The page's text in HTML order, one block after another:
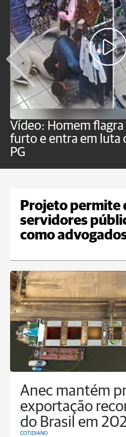
Vídeo: Homem
furto e entra em luta
PG
Projeto permite
servidores
como
Anec mantém
exportação
do Brasil em
COTIDIANO